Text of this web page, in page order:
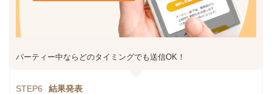
パーティー中ならどのタイミングでも送信OK！
STEP6 結果発表